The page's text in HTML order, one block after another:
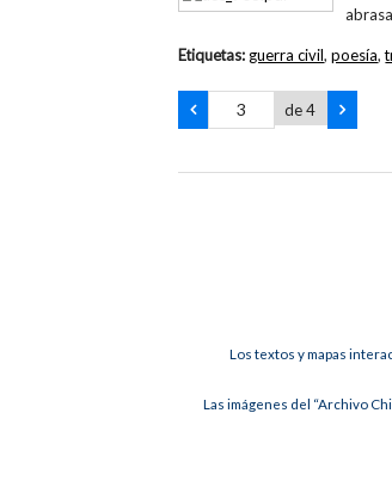
Etiquetas: guerra civil,poesía,
de 4
Los textos y mapas
Las imágenes del “Archivo